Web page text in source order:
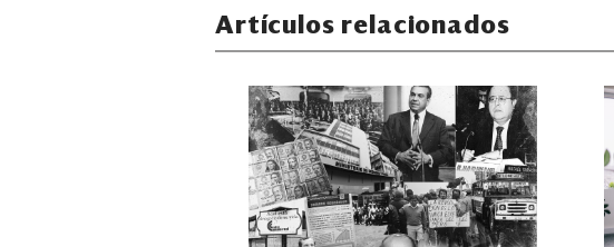
Artículos relacionados